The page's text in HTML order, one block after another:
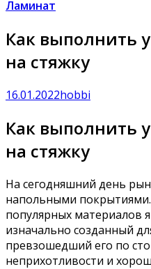
Ламинат
Как выполнить
на стяжку
16.01.2022hobbi
Как выполнить
на стяжку
На сегодняшний день
напольными
популярных материалов
изначально созданный
превзошедший его по
неприхотливости и